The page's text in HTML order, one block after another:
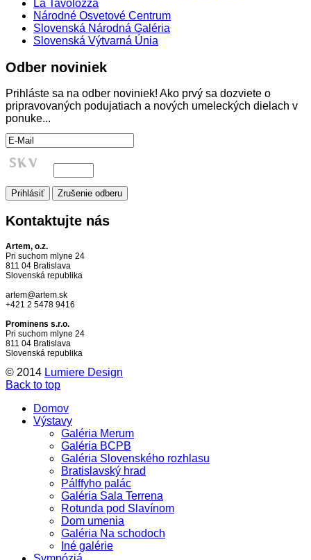
La Tavolozza
Národné Osvetové Centrum
Slovenská Národná Galéria
Slovenská Výtvarná Únia
Odber noviniek
Prihláste sa na odber noviniek! Ako prvý sa dozviete o
pripravovaných podujatiach a nových umeleckých dielach v
ponuke...
Kontaktujte nás
Artem, o.z.
Pri suchom mlyne 24
811 04 Bratislava
Slovenská republika
artem@artem.sk
+421 2 5478 9416
Prominens s.r.o.
Pri suchom mlyne 24
811 04 Bratislava
Slovenská republika
© 2014 Lumiere Design
Back to top
Domov
Výstavy
Galéria Merum
Galéria BCPB
Galéria Slovenského rozhlasu
Bratislavský hrad
Pálffyho palác
Galéria Sala Terrena
Rotunda pod Slavínom
Dom umenia
Galéria Na schodoch
Iné galérie